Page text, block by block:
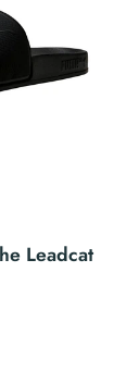
Leadcat